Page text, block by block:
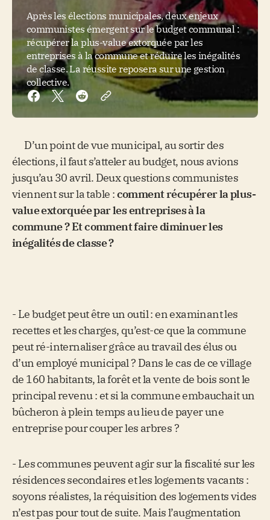
Après les élections municipales, deux enjeux
communistes émergent sur le budget communal :
récupérer la plus-value extorquée par les
entreprises à la commune et réduire les inégalités
de classe. La réussite reposera sur une gestion
collective.
D’un point de vue municipal, au sortir des
élections, il faut s’atteler au budget, nous avions
jusqu’au 30 avril. Deux questions communistes
viennent sur la table :comment récupérer la plus-
value extorquée par les entreprises à la
commune ? Et comment faire diminuer les
inégalités de classe ?
- Le budget peut être un outil : en examinant les
recettes et les charges, qu’est-ce que la commune
peut ré-internaliser grâce au travail des élus ou
d’un employé municipal ? Dans le cas de ce village
de 160 habitants, la forêt et la vente de bois sont le
principal revenu : et si la commune embauchait un
bûcheron à plein temps au lieu de payer une
entreprise pour couper les arbres ?
- Les communes peuvent agir sur la fiscalité sur les
résidences secondaires et les logements vacants :
soyons réalistes, la réquisition des logements vides
n’est pas pour tout de suite. Mais l’augmentation